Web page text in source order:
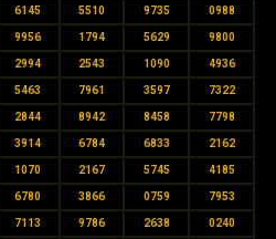
6145 5510 9735 0988
9956 1794 5629 9800
2994 2543 1090 4936
5463 7961 3597 7322
2844 8942 8458 7798
3914 6784 6833 2162
1070 2167 5745 4185
6780 3866 0759 7953
7113 9786 2638 0240